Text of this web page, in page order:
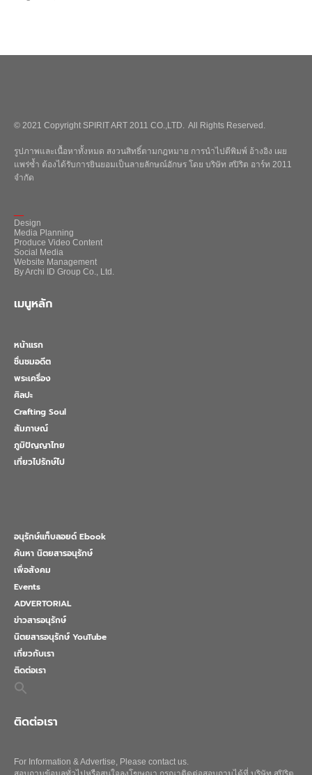
© 2021 Copyright SPIRIT ART 2011 CO.,LTD. All Rights Reserved.
รูปภาพและเนื้อหาทั้งหมด สงวนสิทธิ์ตามกฎหมาย การนำไปตีพิมพ์ อ้างอิง เผย
แพร่ซ้ำ ต้องได้รับการยินยอมเป็นลายลักษณ์อักษร โดย บริษัท สปิริต อาร์ท 2011
จำกัด
Design
Media Planning
Produce Video Content
Social Media
Website Management
By Archi ID Group Co., Ltd.
เมนูหลัก
หน้าแรก
ชื่นชมอดีต
พระเครื่อง
ศิลปะ
Crafting Soul
สัมภาษณ์
ภูมิปัญญาไทย
เที่ยวไปรักษ์ไป
อนุรักษ์แท็บลอยด์ Ebook
ค้นหา นิตยสารอนุรักษ์
เพื่อสังคม
Events
ADVERTORIAL
ข่าวสารอนุรักษ์
นิตยสารอนุรักษ์ YouTube
เกี่ยวกับเรา
ติดต่อเรา
Search
for:
ติดต่อเรา
For Information & Advertise, Please contact us.